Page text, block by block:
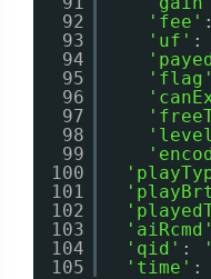
92
93
94
95
96
97
98
99
100
101
102
103
104
105
'fee'
'uf' :
'flag'
'aiRcmd'
'qid' :
'time' :